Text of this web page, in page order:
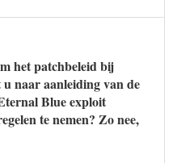
het patchbeleid bij
naar aanleiding van de
Blue exploit
te nemen? Zo nee,